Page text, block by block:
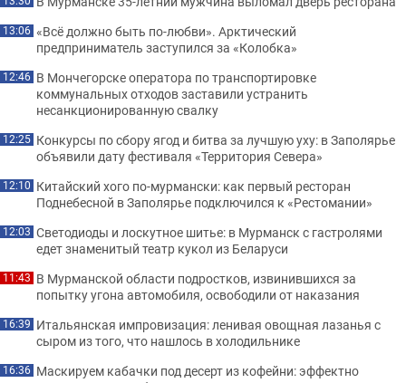
13:06 «Всё должно быть по-любви». Арктический
предприниматель заступился за «Колобка»
12:46 В Мончегорске оператора по транспортировке
коммунальных отходов заставили устранить
несанкционированную свалку
12:25 Конкурсы по сбору ягод и битва за лучшую уху: в Заполярье
объявили дату фестиваля «Территория Севера»
12:10 Китайский хого по-мурмански: как первый ресторан
Поднебесной в Заполярье подключился к «Рестомании»
12:03 Светодиоды и лоскутное шитье: в Мурманск с гастролями
едет знаменитый театр кукол из Беларуси
11:43 В Мурманской области подростков, извинившихся за
попытку угона автомобиля, освободили от наказания
16:39 Итальянская импровизация: ленивая овощная лазанья с
сыром из того, что нашлось в холодильнике
16:36 Маскируем кабачки под десерт из кофейни: эффектно